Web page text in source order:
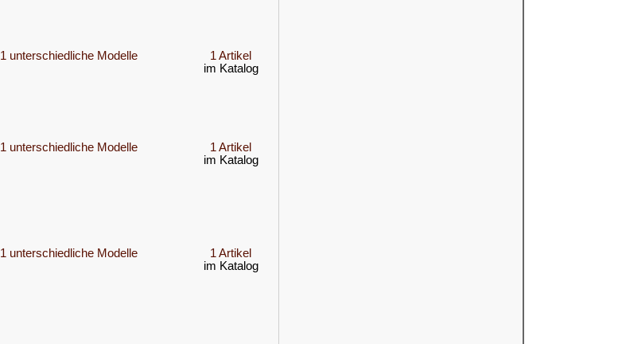
1 unterschiedliche Modelle
1 Artikel
im Katalog
1 unterschiedliche Modelle
1 Artikel
im Katalog
1 unterschiedliche Modelle
1 Artikel
im Katalog